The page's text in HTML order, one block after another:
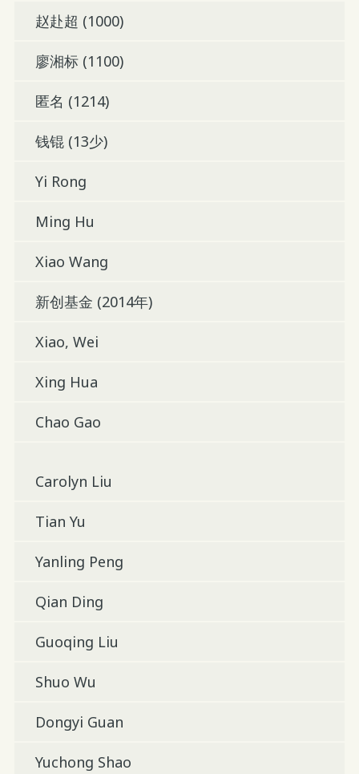
赵赴超 (1000)
廖湘标 (1100)
匿名 (1214)
钱锟 (13少)
Yi Rong
Ming Hu
Xiao Wang
新创基金 (2014年)
Xiao, Wei
Xing Hua
Chao Gao
Carolyn Liu
Tian Yu
Yanling Peng
Qian Ding
Guoqing Liu
Shuo Wu
Dongyi Guan
Yuchong Shao